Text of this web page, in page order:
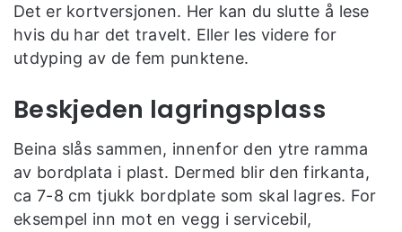
Det er kortversjonen. Her kan du slutte å lese
hvis du har det travelt. Eller les videre for
utdyping av de fem punktene.
Beskjeden lagringsplass
Beina slås sammen, innenfor den ytre ramma
av bordplata i plast. Dermed blir den firkanta,
ca 7-8 cm tjukk bordplate som skal lagres. For
eksempel inn mot en vegg i servicebil,